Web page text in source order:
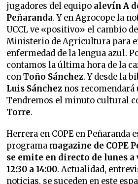
jugadores del equipo alevín A
Peñaranda. Y en Agrocope la
UCCL ve «positivo» el cambio
Ministerio de Agricultura para
enfermedad de la lengua azul.
contamos la última hora de la
con Toño Sánchez. Y desde la
Luis Sánchez nos recomendará
Tendremos el minuto cultural
Torre.
Herrera en COPE en Peñaranda
programa magazine de COPE
se emite en directo de lunes a
12:30 a 14:00. Actualidad,
noticias, se suceden en este